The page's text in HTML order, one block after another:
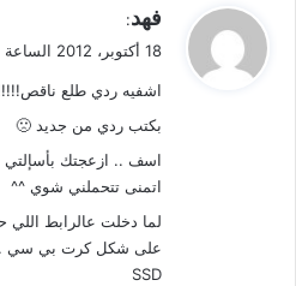
ي
ل
فهد:
18 أكتوبر، 2012 الساعة 8:25 ص
اشفيه ردي طلع
بكتب ردي من جديد 🙁
اسف .. ازعجتك بأسإلتي
اتمنى تتحملني شوي ^^
لما دخلت عالرابط اللي
على شكل كرت بي سي ..
SSD